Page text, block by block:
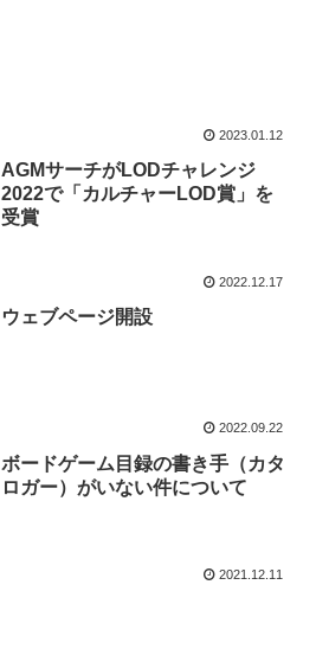
2023.01.12
AGMサーチがLODチャレンジ
2022で「カルチャーLOD賞」を
受賞
2022.12.17
ウェブページ開設
2022.09.22
ボードゲーム目録の書き手（カタ
ロガー）がいない件について
2021.12.11